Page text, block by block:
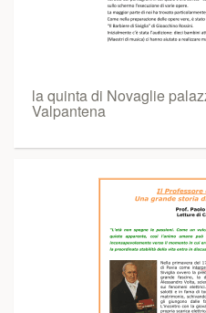
la quinta di Novaglie
Valpantena